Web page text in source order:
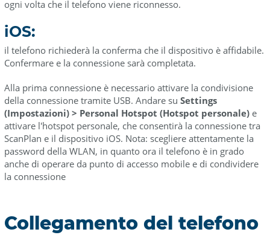
ogni volta che il telefono viene riconnesso.
iOS:
il telefono richiederà la conferma che il dispositivo è affidabile.
Confermare e la connessione sarà completata.
Alla prima connessione è necessario attivare la condivisione
della connessione tramite USB. Andare su Settings
(Impostazioni) > Personal Hotspot (Hotspot personale)e
attivare l'hotspot personale, che consentirà la connessione tra
ScanPlan e il dispositivo iOS. Nota: scegliere attentamente la
password della WLAN, in quanto ora il telefono è in grado
anche di operare da punto di accesso mobile e di condividere
la connessione
Collegamento del telefono